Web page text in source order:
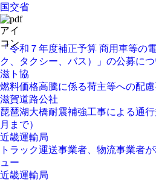
国交省
「令和７年度補正予算 商用車等の
ク、タクシー、バス）」の公募につ
滋ト協
燃料価格高騰に係る荷主等への配
滋賀道路公社
琵琶湖大橋耐震補強工事による通
月まで）
近畿運輸局
トラック運送事業者、物流事業者
ュー
近畿運輸局